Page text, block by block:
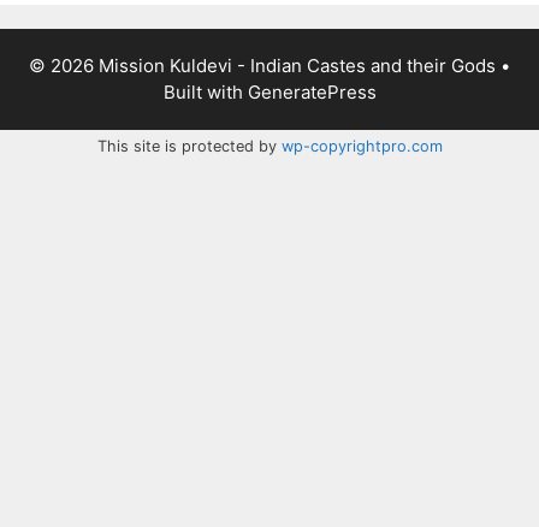
© 2026 Mission Kuldevi - Indian Castes and their Gods •
Built with GeneratePress
This site is protected by wp-copyrightpro.com